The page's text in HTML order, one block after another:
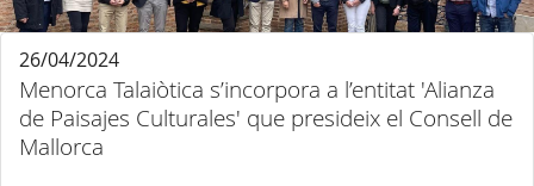
Menorca Talaiòtica s’incorpora a l’entitat 'Alianza
de Paisajes Culturales' que presideix el Consell de
Mallorca
26/04/2024